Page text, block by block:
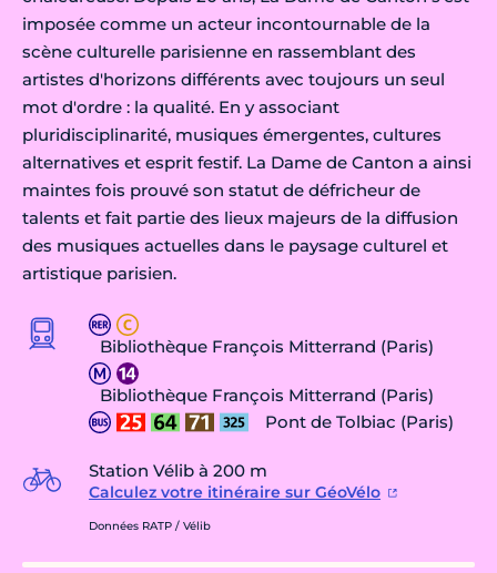
imposée comme un acteur incontournable de la
scène culturelle parisienne en rassemblant des
artistes d'horizons différents avec toujours un seul
mot d'ordre : la qualité. En y associant
pluridisciplinarité, musiques émergentes, cultures
alternatives et esprit festif. La Dame de Canton a ainsi
maintes fois prouvé son statut de défricheur de
talents et fait partie des lieux majeurs de la diffusion
des musiques actuelles dans le paysage culturel et
artistique parisien.
Bibliothèque François Mitterrand (Paris)
Bibliothèque François Mitterrand (Paris)
Pont de Tolbiac (Paris)
Station Vélib à 200 m
Calculez votre itinéraire sur GéoVélo
Données RATP / Vélib